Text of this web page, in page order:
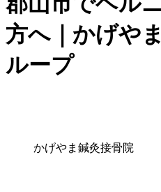
方へ｜かげや
ループ
かげやま鍼灸接骨院